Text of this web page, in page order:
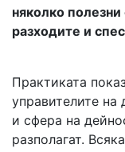
няколко
разходите и
Практиката
управителите на
и сфера на
разполагат.